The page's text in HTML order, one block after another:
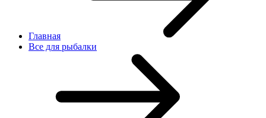
Главная
Все для рыбалки